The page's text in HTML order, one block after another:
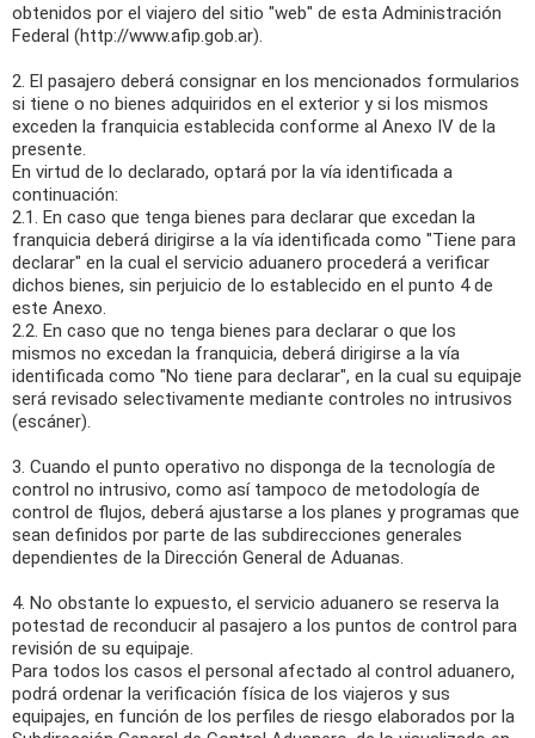
obtenidos por el viajero del sitio "web" de esta Administración
Federal (http://www.afip.gob.ar).
2. El pasajero deberá consignar en los mencionados formularios
si tiene o no bienes adquiridos en el exterior y si los mismos
exceden la franquicia establecida conforme al Anexo IV de la
presente.
En virtud de lo declarado, optará por la vía identificada a
continuación:
2.1. En caso que tenga bienes para declarar que excedan la
franquicia deberá dirigirse a la vía identificada como "Tiene para
declarar" en la cual el servicio aduanero procederá a verificar
dichos bienes, sin perjuicio de lo establecido en el punto 4 de
este Anexo.
2.2. En caso que no tenga bienes para declarar o que los
mismos no excedan la franquicia, deberá dirigirse a la vía
identificada como "No tiene para declarar", en la cual su equipaje
será revisado selectivamente mediante controles no intrusivos
(escáner).
3. Cuando el punto operativo no disponga de la tecnología de
control no intrusivo, como así tampoco de metodología de
control de flujos, deberá ajustarse a los planes y programas que
sean definidos por parte de las subdirecciones generales
dependientes de la Dirección General de Aduanas.
4. No obstante lo expuesto, el servicio aduanero se reserva la
potestad de reconducir al pasajero a los puntos de control para
revisión de su equipaje.
Para todos los casos el personal afectado al control aduanero,
podrá ordenar la verificación física de los viajeros y sus
equipajes, en función de los perfiles de riesgo elaborados por la